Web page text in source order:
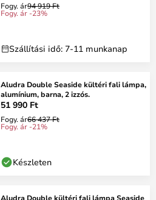
Fogy. ár94 919 Ft
Fogy. ár -23%
Szállítási idő: 7-11 munkanap
Aludra Double Seaside kültéri fali lámpa,
alumínium, barna, 2 izzós.
51 990 Ft
Fogy. ár66 437 Ft
Fogy. ár -21%
Készleten
Aludra Double kültéri fali lámpa Seaside